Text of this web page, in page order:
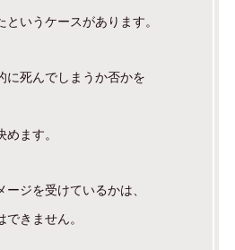
いうケースがあります。
に死んでしまうか否かを
ます。
ジを受けているかは、
きません。